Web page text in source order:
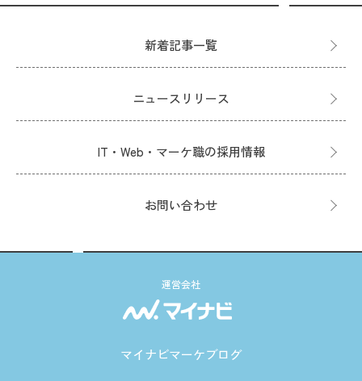
新着記事一覧
ニュースリリース
IT・Web・マーケ職の採用情報
お問い合わせ
運営会社
マイナビマーケブログ